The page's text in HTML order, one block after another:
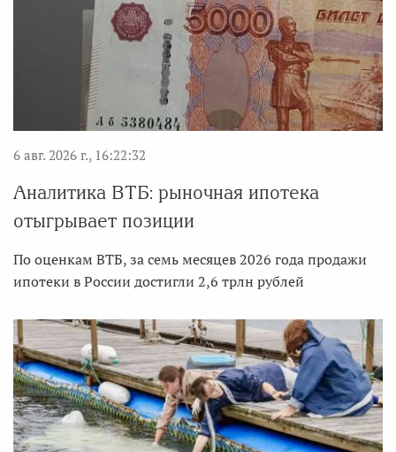
6 авг. 2026 г., 16:22:32
Аналитика ВТБ: рыночная ипотека
отыгрывает позиции
По оценкам ВТБ, за семь месяцев 2026 года продажи
ипотеки в России достигли 2,6 трлн рублей